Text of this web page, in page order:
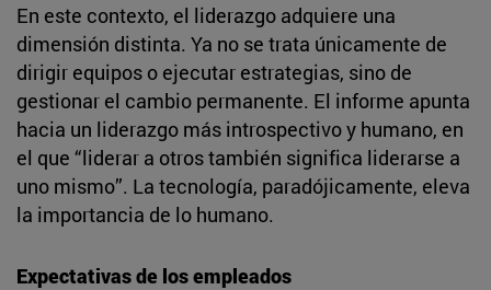
En este contexto, el liderazgo adquiere una
dimensión distinta. Ya no se trata únicamente de
dirigir equipos o ejecutar estrategias, sino de
gestionar el cambio permanente. El informe apunta
hacia un liderazgo más introspectivo y humano, en
el que “liderar a otros también significa liderarse a
uno mismo”. La tecnología, paradójicamente, eleva
la importancia de lo humano.
Expectativas de los empleados